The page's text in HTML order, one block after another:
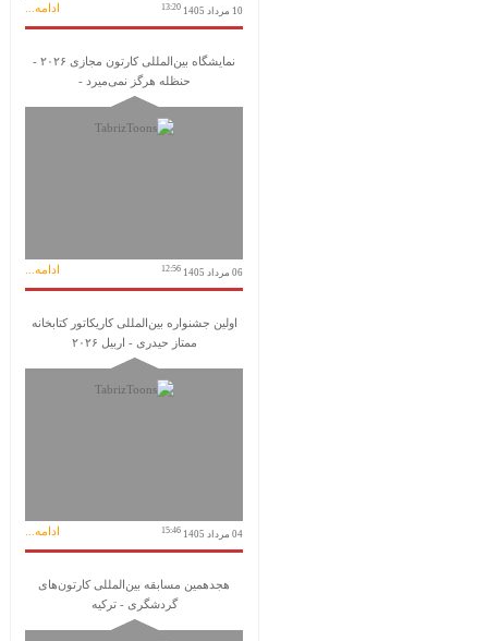
10 مرداد 1405 13:20 ادامه...
نمایشگاه بین‌المللی کارتون مجازی ۲۰۲۶ -
حنظله هرگز نمی‌میرد -
06 مرداد 1405 12:56 ادامه...
اولین جشنواره بین‌المللی کاریکاتور کتابخانه
ممتاز حیدری - اربیل ۲۰۲۶
04 مرداد 1405 15:46 ادامه...
هجدهمین مسابقه بین‌المللی کارتون‌های
گردشگری - ترکیه